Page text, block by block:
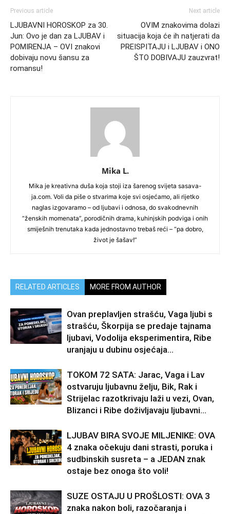
Previous article
LJUBAVNI HOROSKOP za 30.
Jun: Ovo je dan za LJUBAV i
POMIRENJA – OVI znakovi
dobivaju novu šansu za
romansu!
Next article
OVIM znakovima dolazi
situacija koja će ih natjerati da
PREISPITAJU i LJUBAV i ONO
ŠTO DOBIVAJU zauzvrat!
Mika L.
Mika je kreativna duša koja stoji iza šarenog svijeta sasava-
ja.com. Voli da piše o stvarima koje svi osjećamo, ali rijetko
naglas izgovaramo – od ljubavi i odnosa, do svakodnevnih
“ženskih momenata”, porodičnih drama, kuhinjskih podviga i onih
smiješnih trenutaka kada jednostavno trebaš reći – “pa dobro,
život je šašav!”
RELATED ARTICLES MORE FROM AUTHOR
Ovan preplavljen strašću, Vaga ljubi s
strašću, Škorpija se predaje tajnama
ljubavi, Vodolija eksperimentira, Ribe
uranjaju u dubinu osjećaja…
TOKOM 72 SATA: Jarac, Vaga i Lav
ostvaruju ljubavnu želju, Bik, Rak i
Strijelac razotkrivaju laži u vezi, Ovan,
Blizanci i Ribe doživljavaju ljubavni...
LJUBAV BIRA SVOJE MILJENIKE: OVA
4 znaka očekuju dani strasti, poruka i
sudbinskih susreta – a JEDAN znak
ostaje bez onoga što voli!
SUZE OSTAJU U PROŠLOSTI: OVA 3
znaka nakon boli, razočaranja i